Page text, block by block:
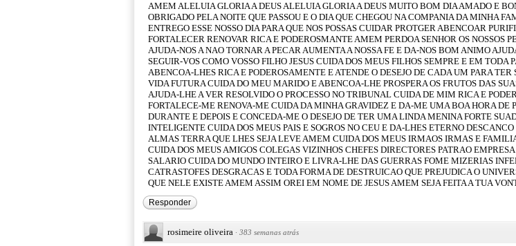
AMEM ALELUIA GLORIA A DEUS ALELUIA GLORIA A DEUS MUITO BOM DIA AMADO E
OBRIGADO PELA NOITE QUE PASSOU E O DIA QUE CHEGOU NA COMPANIA DA MINHA
ENTREGO ESSE NOSSO DIA PARA QUE NOS POSSAS CUIDAR PROTGER ABENCOAR
FORTALECER RENOVAR RICA E PODEROSMANTE AMEM PERDOA SENHOR OS NOSSOS
AJUDA-NOS A NAO TORNAR A PECAR AUMENTA A NOSSA FE E DA-NOS BOM ANIMO
SEGUIR-VOS COMO VOSSO FILHO JESUS CUIDA DOS MEUS FILHOS SEMPRE E EM TODA
ABENCOA-LHES RICA E PODEROSAMENTE E ATENDE O DESEJO DE CADA UM PARA TER
VIDA FUTURA CUIDA DO MEU MARIDO E ABENCOA-LHE PROSPERA OS FRUTOS DAS
AJUDA-LHE A VER RESOLVIDO O PROCESSO NO TRIBUNAL CUIDA DE MIM RICA E
FORTALECE-ME RENOVA-ME CUIDA DA MINHA GRAVIDEZ E DA-ME UMA BOA HORA DE
DURANTE E DEPOIS E CONCEDA-ME O DESEJO DE TER UMA LINDA MENINA FORTE
INTELIGENTE CUIDA DOS MEUS PAIS E SOGROS NO CEU E DA-LHES ETERNO DESCANCO
ALMAS TERRA QUE LHES SEJA LEVE AMEM CUIDA DOS MEUS IRMAOS IRMAS E
CUIDA DOS MEUS AMIGOS COLEGAS VIZINHOS CHEFES DIRECTORES PATRAO
SALARIO CUIDA DO MUNDO INTEIRO E LIVRA-LHE DAS GUERRAS FOME MIZERIAS
CATRASTOFES DESGRACAS E TODA FORMA DE DESTRUICAO QUE PREJUDICA O
QUE NELE EXISTE AMEM ASSIM OREI EM NOME DE JESUS AMEM SEJA FEITA A TUA
Responder
rosimeire oliveira · 383 semanas atrás